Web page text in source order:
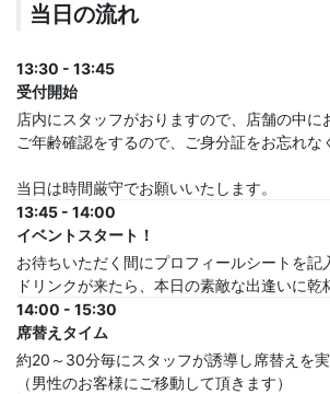
当日の流れ
13:30 - 13:45
受付開始
店内にスタッフがおりますので、店舗の中に
ご年齢確認をするので、ご身分証をお忘れな
当日は時間厳守でお願いいたします。
13:45 - 14:00
イベントスタート！
お待ちいただく間にプロフィールシートを記
ドリンクが来たら、本日の素敵な出逢いに乾
14:00 - 15:30
席替えタイム
約20～30分毎にスタッフが誘導し席替えを
（男性のお客様にご移動して頂きます）